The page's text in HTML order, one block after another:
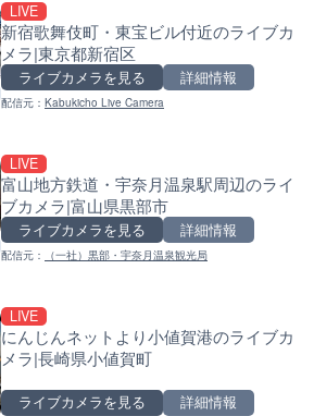
LIVE
新宿歌舞伎町・東宝ビル付近のライブカ
メラ|東京都新宿区
ライブカメラを見る 詳細情報
配信元： Kabukicho Live Camera
LIVE
富山地方鉄道・宇奈月温泉駅周辺のライ
ブカメラ|富山県黒部市
ライブカメラを見る 詳細情報
配信元： （一社）黒部・宇奈月温泉観光局
LIVE
にんじんネットより小値賀港のライブカ
メラ|長崎県小値賀町
ライブカメラを見る 詳細情報